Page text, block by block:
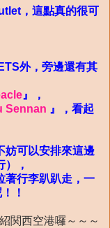
，這點真的很可
外，旁邊還有其
』
，
Sennan 』
，看起
妨可以安排來這邊
，
著行李趴趴走，一
！
関西空港囉～～～